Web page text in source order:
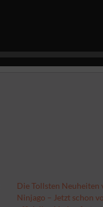
Die Tollsten Neuheiten
Ninjago – Jetzt schon